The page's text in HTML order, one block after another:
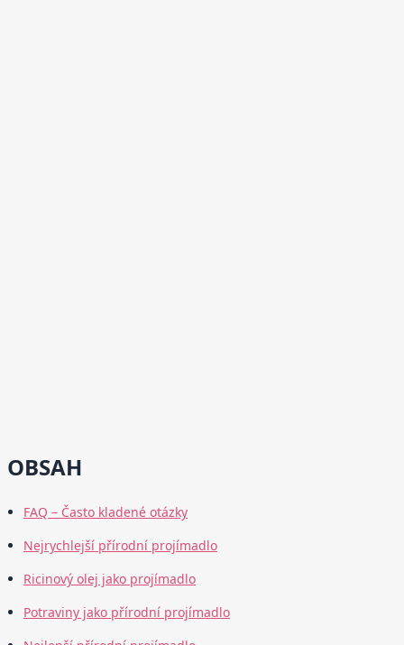
OBSAH
FAQ – Často kladené otázky
Nejrychlejší přírodní projímadlo
Ricinový olej jako projímadlo
Potraviny jako přírodní projímadlo